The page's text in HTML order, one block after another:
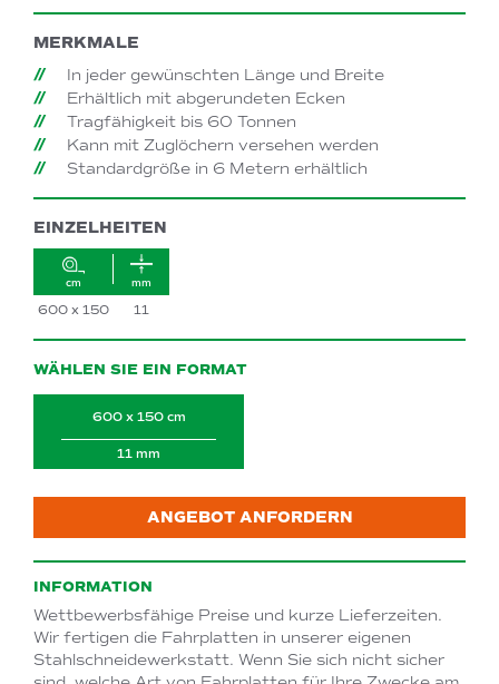
MERKMALE
In jeder gewünschten Länge und Breite
Erhältlich mit abgerundeten Ecken
Tragfähigkeit bis 60 Tonnen
Kann mit Zuglöchern versehen werden
Standardgröße in 6 Metern erhältlich
EINZELHEITEN
cm mm
600 x 150 11
WÄHLEN SIE EIN FORMAT
600 x 150 cm
11 mm
ANGEBOT ANFORDERN
INFORMATION
Wettbewerbsfähige Preise und kurze Lieferzeiten.
Wir fertigen die Fahrplatten in unserer eigenen
Stahlschneidewerkstatt. Wenn Sie sich nicht sicher